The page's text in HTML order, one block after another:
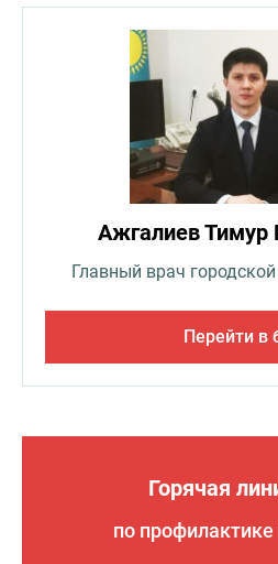
Ажгалиев Тимур
Главный врач
Перейти в
Горячая
по